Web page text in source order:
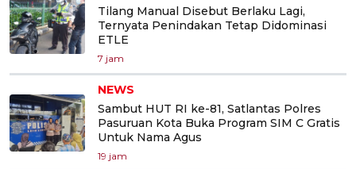
Tilang Manual Disebut Berlaku Lagi,
Ternyata Penindakan Tetap Didominasi
ETLE
7 jam
NEWS
Sambut HUT RI ke-81, Satlantas Polres
Pasuruan Kota Buka Program SIM C Gratis
Untuk Nama Agus
19 jam